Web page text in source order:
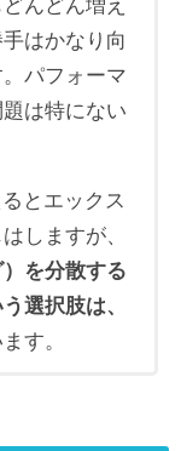
んどん増え
はかなり向
。パフォーマ
は特にない
とエックス
しますが、
を分散する
選択肢は、
す。